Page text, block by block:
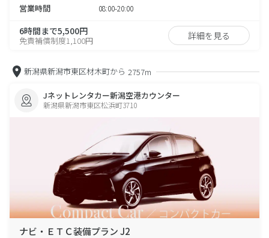
営業時間 08:00-20:00
6時間まで5,500円
免責補償制度1,100円 詳細を見る
新潟県新潟市東区材木町から 2757m
Jネットレンタカー新潟空港カウンター
新潟県新潟市東区松浜町3710
ナビ・ＥＴＣ装備プラン J2